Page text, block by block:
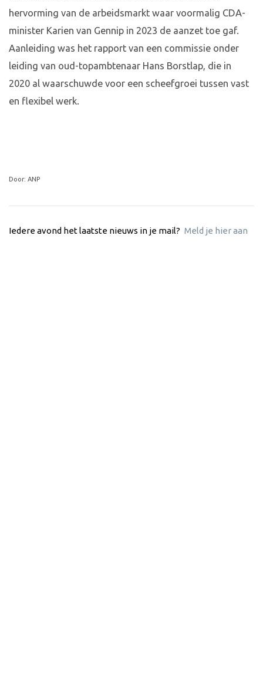
hervorming van de arbeidsmarkt waar voormalig CDA-
minister Karien van Gennip in 2023 de aanzet toe gaf.
Aanleiding was het rapport van een commissie onder
leiding van oud-topambtenaar Hans Borstlap, die in
2020 al waarschuwde voor een scheefgroei tussen vast
en flexibel werk.
Door: ANP
Iedere avond het laatste nieuws in je mail? Meld je hier aan